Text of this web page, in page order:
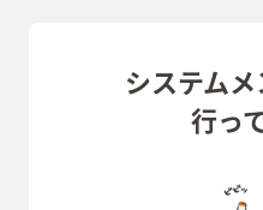
システム
行っ